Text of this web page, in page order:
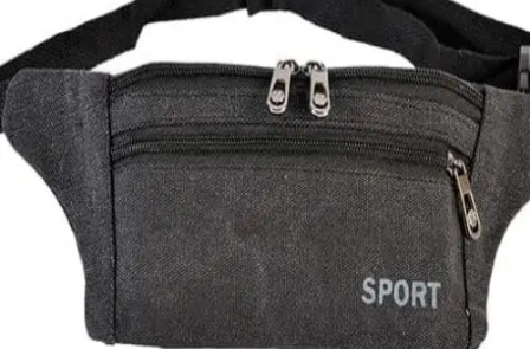
Quick View
Εξαντλημένο